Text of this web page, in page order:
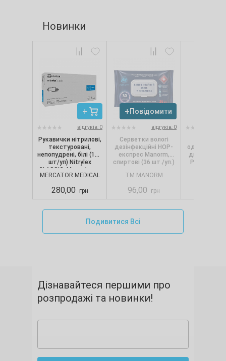
Новинки
відгуків: 0
Рукавички нітрилові,
текстуровані,
непопудрені, білі (100
шт/уп) Nitrylex
CLASSIC, Mercator, р.
S
MERCATOR MEDICAL
280,00 грн
Повідомити
відгуків: 0
Серветки вологі
дезінфекційні НОР-
експрес Manorm,
спиртові (36 шт./уп.)
TM MANORM
96,00 грн
одношарові,
Pro.Extra,
Подивитися Всі
Дізнавайтеся першими про
розпродажі та новинки!